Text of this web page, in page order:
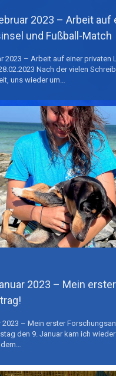
A.mira
2023 – Arbeit auf
und Fußball-Match
2023 – Arbeit auf einer privaten
Nach der vielen
uns wieder um…
2023 – Mein erster
– Mein erster
den 9. Januar kam ich